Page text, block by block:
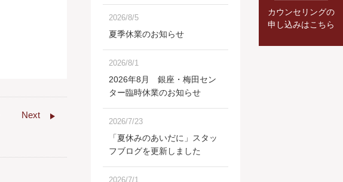
カウンセリングの
申し込みはこちら
Next
2026/8/5
夏季休業のお知らせ
2026/8/1
2026年8月 銀座・梅田セン
ター臨時休業のお知らせ
2026/7/23
「夏休みのあいだに」スタッ
フブログを更新しました
2026/7/1